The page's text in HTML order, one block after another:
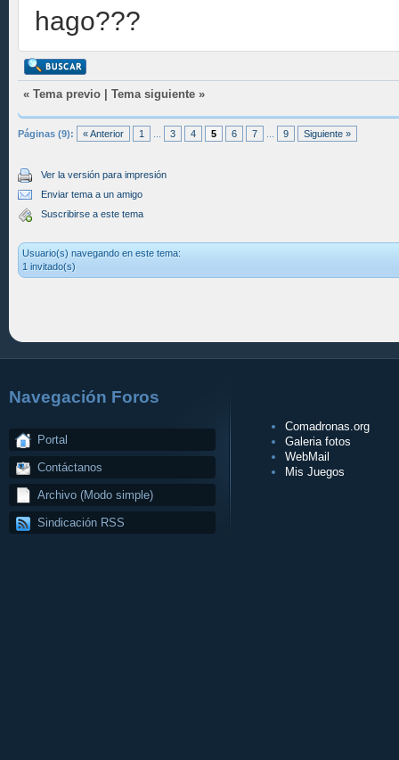
hago???
« Tema previo Tema siguiente »
Páginas (9): « Anterior 1 3 4 5 6 7 9 Siguiente »
Ver la versión para impresión
Enviar tema a un amigo
Suscribirse a este tema
Usuario(s) navegando en este tema:
1 invitado(s)
Navegación Foros
Portal
Contáctanos
Archivo (Modo simple)
Sindicación RSS
Comadronas.org
Galeria fotos
WebMail
Mis Juegos